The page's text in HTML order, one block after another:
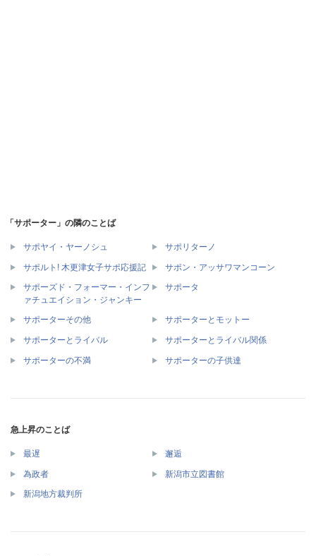
「サポーター」の隣のことば
サポヤイ・ヤーノシュ サポリターノ
サポルト! 木更津女子サポ応援記
サポン・アッサワマンコーン
サポーズド・フォーマー・インフ
ァチュエイション・ジャンキー
サポータ
サポーターその他 サポーターとモットー
サポーターとライバル サポーターとライバル関係
サポーターの不満 サポーターの子供達
急上昇のことば
最遅 邂逅
為政者 新潟市立図書館
新潟地方裁判所